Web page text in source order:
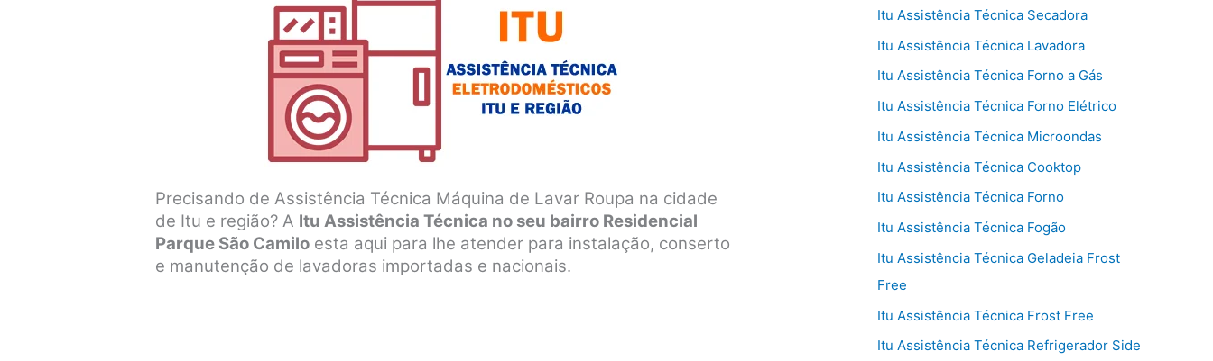
Precisando de Assistência Técnica Máquina de Lavar Roupa na cidade
de Itu e região? A Itu Assistência Técnica no seu bairro Residencial
Parque São Camilo esta aqui para lhe atender para instalação, conserto
e manutenção de lavadoras importadas e nacionais.
Itu Assistência Técnica Secadora
Itu Assistência Técnica Lavadora
Itu Assistência Técnica Forno a Gás
Itu Assistência Técnica Forno Elétrico
Itu Assistência Técnica Microondas
Itu Assistência Técnica Cooktop
Itu Assistência Técnica Forno
Itu Assistência Técnica Fogão
Itu Assistência Técnica Geladeia Frost
Free
Itu Assistência Técnica Frost Free
Itu Assistência Técnica Refrigerador Side